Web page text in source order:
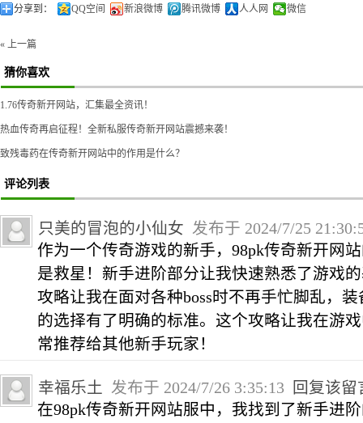
分享到： QQ空间 新浪微博 腾讯微博 人人网 微信
« 上一篇
猜你喜欢
1.76传奇新开网站，汇集最全资讯！
热血传奇再启征程！全新私服传奇新开网站震撼来袭！
致残毒药在传奇新开网站中的作用是什么？
评论列表
只美的冒泡的小仙女 发布于 2024/7/25
作为一个传奇游戏的新手，98pk传奇新开网
是救星！新手进阶部分让我快速熟悉了游戏
攻略让我在面对各种boss时不再手忙脚乱，
的选择有了明确的标准。这个攻略让我在游
常推荐给其他新手玩家！
幸福乐土 发布于 2024/7/26 3:35:13
回复该留
在98pk传奇新开网站服中，我找到了新手进